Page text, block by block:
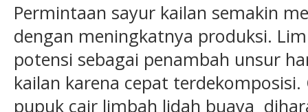
Permintaan sayur kailan semakin
dengan meningkatnya produksi.
potensi sebagai penambah unsur
kailan karena cepat
pupuk cair limbah lidah buaya